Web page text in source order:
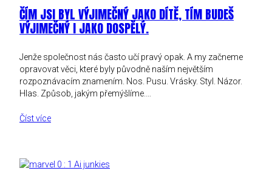
ČÍM JSI BYL VÝJIMEČNÝ JAKO DÍTĚ, TÍM BUDEŠ
VÝJIMEČNÝ I JAKO DOSPĚLÝ.
Jenže společnost nás často učí pravý opak. A my začneme
opravovat věci, které byly původně naším největším
rozpoznávacím znamením. Nos. Pusu. Vrásky. Styl. Názor.
Hlas. Způsob, jakým přemýšlíme.…
Číst více